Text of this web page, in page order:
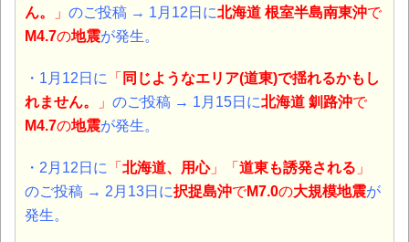
ん。
」 のご投稿 → 1月12日に北海道 根室半島南東沖で
M4.7の地震が発生。
・1月12日に 「 同じようなエリア(道東)で揺れるかもし
れません。
」 のご投稿 → 1月15日に北海道 釧路沖で
M4.7の地震が発生。
・2月12日に 「 北海道、用心」「 道東も誘発される 」
のご投稿 → 2月13日に択捉島沖でM7.0の大規模地震が
発生。